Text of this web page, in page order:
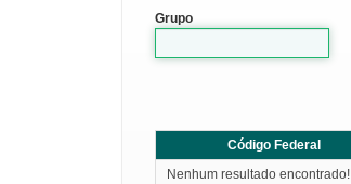
Grupo
Código Federal
Nenhum resultado encontrado!